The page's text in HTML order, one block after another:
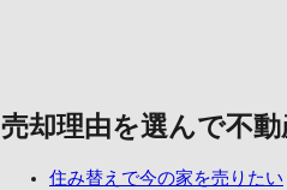
売却理由を選んで不
住み替えで今の家を売りたい